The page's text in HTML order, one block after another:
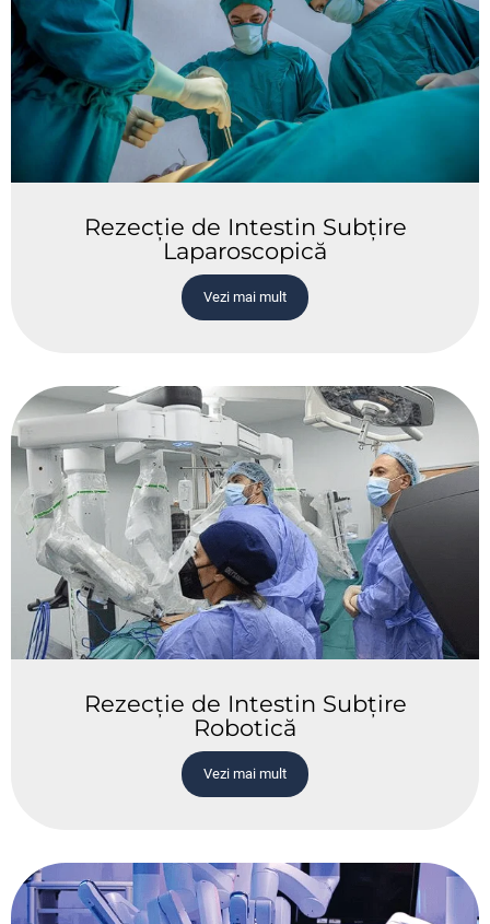
Rezecție de Intestin Subțire
Laparoscopică
Vezi mai mult
Rezecție de Intestin Subțire
Robotică
Vezi mai mult